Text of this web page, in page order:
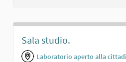
Sala studio.
Laboratorio aperto alla